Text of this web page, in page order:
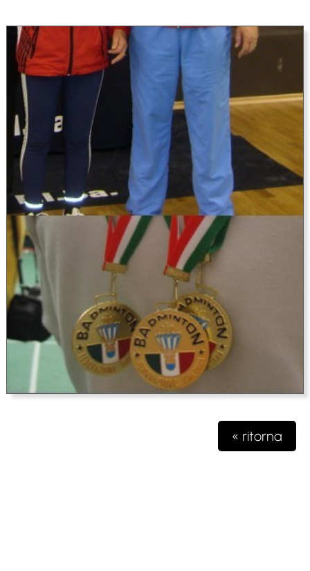
« ritorna